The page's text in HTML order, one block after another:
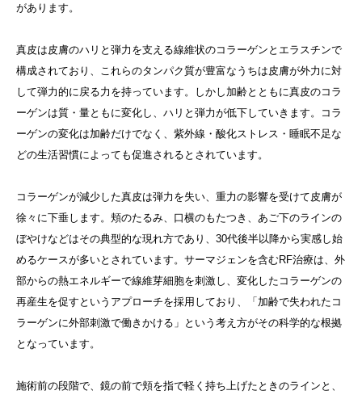
があります。
真皮は皮膚のハリと弾力を支える線維状のコラーゲンとエラスチンで
構成されており、これらのタンパク質が豊富なうちは皮膚が外力に対
して弾力的に戻る力を持っています。しかし加齢とともに真皮のコラ
ーゲンは質・量ともに変化し、ハリと弾力が低下していきます。コラ
ーゲンの変化は加齢だけでなく、紫外線・酸化ストレス・睡眠不足な
どの生活習慣によっても促進されるとされています。
コラーゲンが減少した真皮は弾力を失い、重力の影響を受けて皮膚が
徐々に下垂します。頬のたるみ、口横のもたつき、あご下のラインの
ぼやけなどはその典型的な現れ方であり、30代後半以降から実感し始
めるケースが多いとされています。サーマジェンを含むRF治療は、外
部からの熱エネルギーで線維芽細胞を刺激し、変化したコラーゲンの
再産生を促すというアプローチを採用しており、「加齢で失われたコ
ラーゲンに外部刺激で働きかける」という考え方がその科学的な根拠
となっています。
施術前の段階で、鏡の前で頬を指で軽く持ち上げたときのラインと、